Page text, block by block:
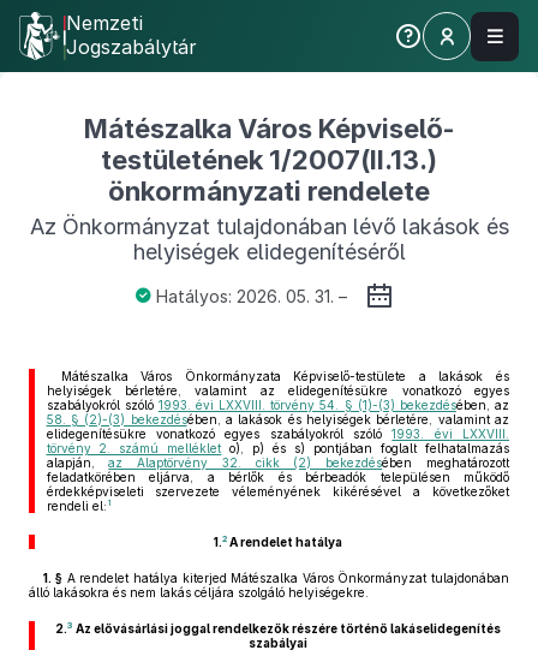
Nemzeti
Jogszabálytár
Mátészalka Város Képviselő-
testületének 1/2007(II.13.)
önkormányzati rendelete
Az Önkormányzat tulajdonában lévő lakások és
helyiségek elidegenítéséről
Hatályos: 2026. 05. 31. –
Mátészalka Város Önkormányzata Képviselő-testülete a lakások és
helyiségek bérletére, valamint az elidegenítésükre vonatkozó egyes
szabályokról szóló 1993. évi LXXVIII. törvény 54. § (1)-(3) bekezdésében, az
58. § (2)-(3) bekezdésében, a lakások és helyiségek bérletére, valamint az
elidegenítésükre vonatkozó egyes szabályokról szóló1993. évi LXXVIII.
törvény 2. számú melléklet o), p) és s) pontjában foglalt felhatalmazás
alapján,az Alaptörvény 32. cikk (2) bekezdésében meghatározott
feladatkörében eljárva, a bérlők és bérbeadók településen működő
érdekképviseleti szervezete véleményének kikérésével a következőket
rendeli el: 1
1.2A rendelet hatálya
1. § A rendelet hatálya kiterjed Mátészalka Város Önkormányzat tulajdonában
álló lakásokra és nem lakás céljára szolgáló helyiségekre.
2.3 Az elővásárlási joggal rendelkezők részére történő lakáselidegenítés
szabályai